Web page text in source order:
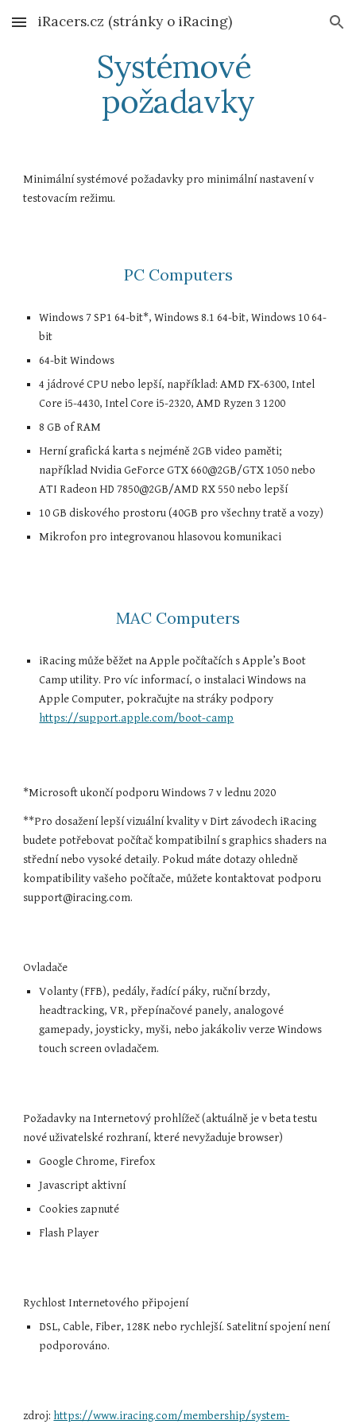
Skip to main content Skip to navigation
iRacers.cz (stránky o iRacing)
Systémové
požadavky
Minimální systémové požadavky pro minimální nastavení v
testovacím režimu.
PC Computers
Windows 7 SP1 64-bit*, Windows 8.1 64-bit, Windows 10 64-
bit
64-bit Windows
4 jádrové CPU nebo lepší, například: AMD FX-6300, Intel
Core i5-4430, Intel Core i5-2320, AMD Ryzen 3 1200
8 GB of RAM
Herní grafická karta s nejméně 2GB video paměti;
například Nvidia GeForce GTX 660@2GB/GTX 1050 nebo
ATI Radeon HD 7850@2GB/AMD RX 550 nebo lepší
10 GB diskového prostoru (40GB pro všechny tratě a vozy)
Mikrofon pro integrovanou hlasovou komunikaci
MAC Computers
iRacing může běžet na Apple počítačích s Apple’s Boot
Camp utility. Pro víc informací, o instalaci Windows na
https://support.apple.com/boot-camp
*Microsoft ukončí podporu Windows 7 v lednu 2020
**Pro dosažení lepší vizuální kvality v Dirt závodech iRacing
budete potřebovat počítač kompatibilní s graphics shaders na
střední nebo vysoké detaily. Pokud máte dotazy ohledně
kompatibility vašeho počítače, můžete kontaktovat podporu
support@iracing.com.
Ovladače
Volanty (FFB), pedály, řadící páky, ruční brzdy,
headtracking, VR, přepínačové panely, analogové
gamepady, joysticky, myši, nebo jakákoliv verze Windows
touch screen ovladačem.
Požadavky na Internetový prohlížeč (aktuálně je v beta testu
nové uživatelské rozhraní, které nevyžaduje browser)
Google Chrome, Firefox
Javascript aktivní
Cookies zapnuté
Flash Player
Rychlost Internetového připojení
DSL, Cable, Fiber, 128K nebo rychlejší. Satelitní spojení není
podporováno.
zdroj: https://www.iracing.com/membership/system-